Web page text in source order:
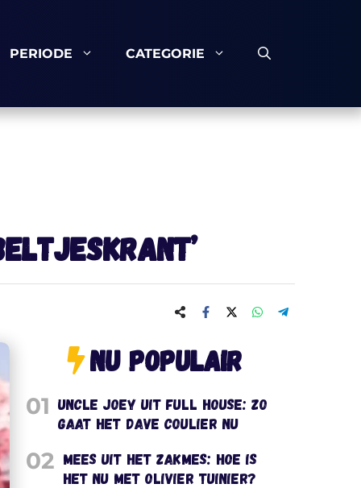
PERIODE CATEGORIE
Nu populair
01 Uncle Joey uit Full House: zo
gaat het Dave Coulier nu
02 Mees uit het Zakmes: hoe is
het nu met Olivier Tuinier?